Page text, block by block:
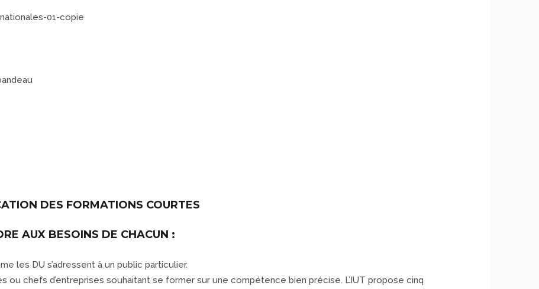
DES FORMATIONS COURTES
AUX BESOINS DE CHACUN :
les DU s’adressent à un public particulier.
ou chefs d’entreprises souhaitant se former sur une compétence bien précise. L’IUT propose cinq